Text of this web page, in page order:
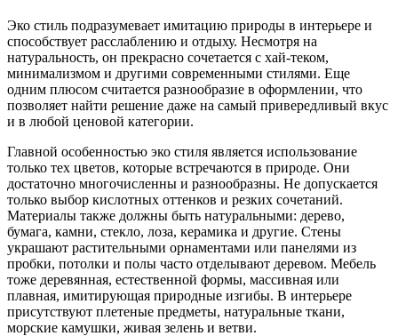
Эко стиль подразумевает имитацию природы в интерьере и
способствует расслаблению и отдыху. Несмотря на
натуральность, он прекрасно сочетается с хай-теком,
минимализмом и другими современными стилями. Еще
одним плюсом считается разнообразие в оформлении, что
позволяет найти решение даже на самый привередливый вкус
и в любой ценовой категории.
Главной особенностью эко стиля является использование
только тех цветов, которые встречаются в природе. Они
достаточно многочисленны и разнообразны. Не допускается
только выбор кислотных оттенков и резких сочетаний.
Материалы также должны быть натуральными: дерево,
бумага, камни, стекло, лоза, керамика и другие. Стены
украшают растительными орнаментами или панелями из
пробки, потолки и полы часто отделывают деревом. Мебель
тоже деревянная, естественной формы, массивная или
плавная, имитирующая природные изгибы. В интерьере
присутствуют плетеные предметы, натуральные ткани,
морские камушки, живая зелень и ветви.